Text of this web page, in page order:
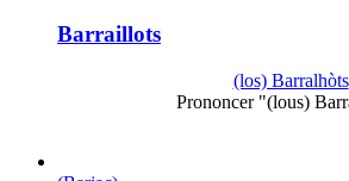
Barraillots
(los) Barralhòts
Prononcer "(lous)